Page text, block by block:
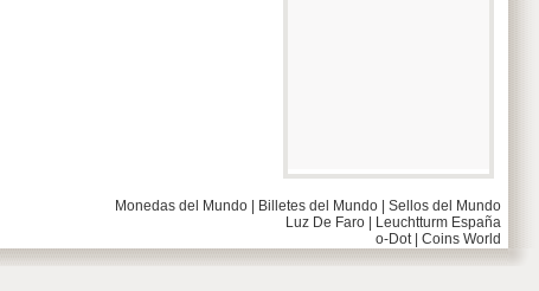
Monedas del Mundo Billetes del Mundo
Sellos del Mundo
Luz De Faro
Leuchtturm España
o-Dot| Coins World